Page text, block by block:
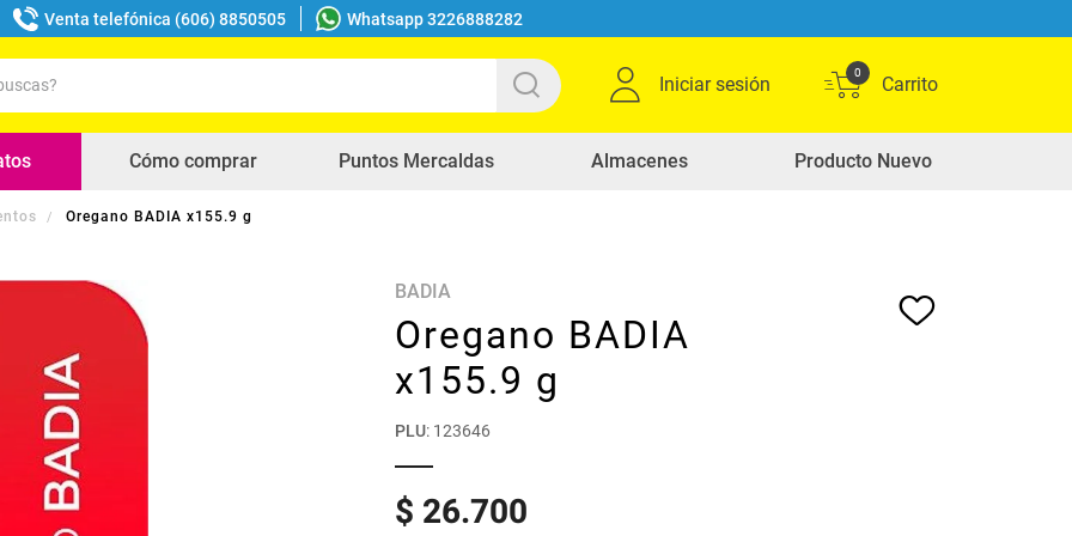
Venta telefónica (606) 8850505 Whatsapp 3226888282
Iniciar sesión
0
Cómo comprar Puntos Mercaldas Almacenes Producto Nuevo
Oregano BADIA x155.9 g
BADIA
Oregano BADIA
x155.9 g
PLU: 123646
$ 26.700
buscados